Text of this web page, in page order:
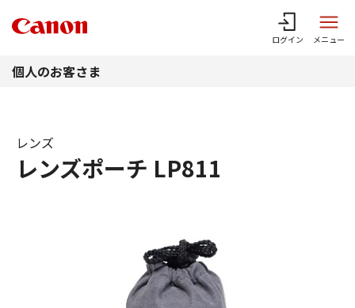
ログイン メニュー
個人のお客さま
レンズポーチ LP811
レンズ